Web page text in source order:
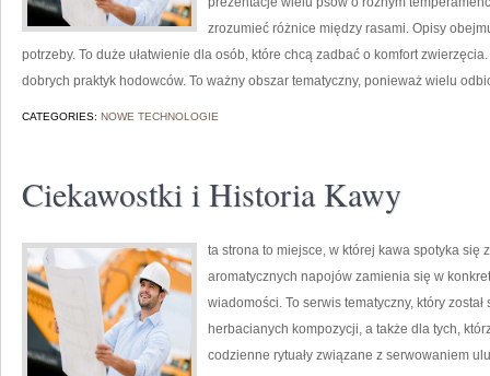
zrozumieć różnice między rasami. Opisy
potrzeby. To duże ułatwienie dla osób, które chcą zadbać o komfort
dobrych praktyk hodowców. To ważny obszar tematyczny, ponieważ wielu
CATEGORIES: NOWE TECHNOLOGIE
Ciekawostki i Historia Kawy
ta strona to miejsce, w której kawa spotyka się
aromatycznych napojów zamienia się w
wiadomości. To serwis tematyczny, który
herbacianych kompozycji, a także dla tych,
codzienne rytuały związane z serwowaniem